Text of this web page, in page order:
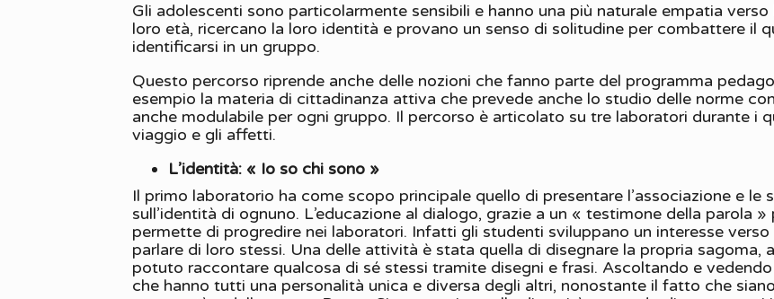
Gli adolescenti sono particolarmente sensibili e hanno una più naturale empatia
loro età, ricercano la loro identità e provano un senso di solitudine per combattere il
identificarsi in un gruppo.
Questo percorso riprende anche delle nozioni che fanno parte del programma
esempio la materia di cittadinanza attiva che prevede anche lo studio delle norme
anche modulabile per ogni gruppo. Il percorso è articolato su tre laboratori durante i
viaggio e gli affetti.
L’identità: « Io so chi sono »
Il primo laboratorio ha come scopo principale quello di presentare l’associazione e
sull’identità di ognuno. L’educazione al dialogo, grazie a un « testimone della parola
permette di progredire nei laboratori. Infatti gli studenti sviluppano un interesse
parlare di loro stessi. Una delle attività è stata quella di disegnare la propria sagoma,
potuto raccontare qualcosa di sé stessi tramite disegni e frasi. Ascoltando e
che hanno tutti una personalità unica e diversa degli altri, nonostante il fatto che